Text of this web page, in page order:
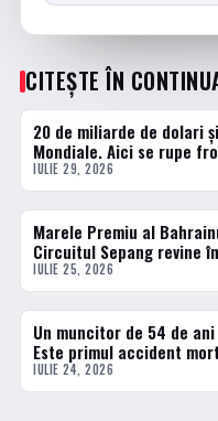
CITEȘTE ÎN
ACTUALE
20 de miliarde de dolari
Mondiale. Aici se rupe
IULIE 29, 2026
ACTUALE
Marele Premiu al
Circuitul Sepang revine
IULIE 25, 2026
ACTUALE
Un muncitor de 54 de
Este primul accident
IULIE 24, 2026